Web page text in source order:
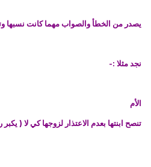
يصدر من الخطأ والصواب مهما كانت نسبها
نجد مثلا :-
الأم
تنصح ابنتها بعدم الاعتذار لزوجها كي لا (